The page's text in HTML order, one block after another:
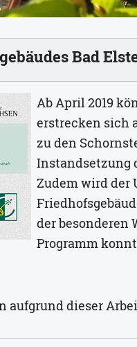
Bad
Ab April 2019
erstrecken sich
zu den
Instandsetzung
Zudem wird der
der besonderen
Programm
aufgrund dieser